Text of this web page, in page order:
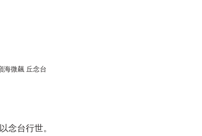
海微飆 丘念台
念台行世。